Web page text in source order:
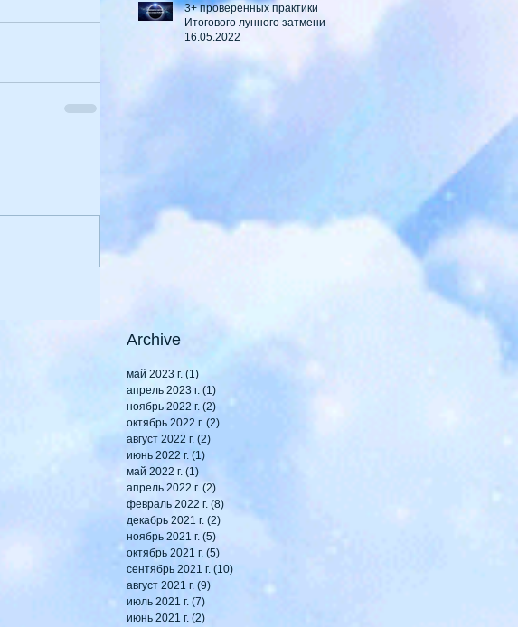
3+ проверенных практики
Итогового лунного затмения
16.05.2022
Archive
май 2023 г. (1)
апрель 2023 г. (1)
ноябрь 2022 г. (2) 2 поста
октябрь 2022 г. (2)
август 2022 г. (2)
июнь 2022 г. (1)
май 2022 г. (1)
апрель 2022 г. (2)
февраль 2022 г. (8)
декабрь 2021 г. (2) 2 поста
ноябрь 2021 г. (5)
октябрь 2021 г. (5)
сентябрь 2021 г. (10)
август 2021 г. (9)
июль 2021 г. (7)
июнь 2021 г. (2)